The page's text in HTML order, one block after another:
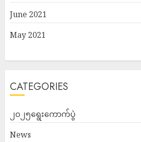
June 2021
May 2021
CATEGORIES
၂၀၂၅ရွေးကောက်ပွဲ
News